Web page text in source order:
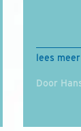
lees meer
Door